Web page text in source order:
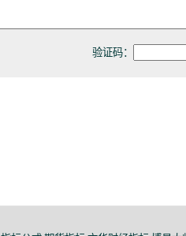
验证码：